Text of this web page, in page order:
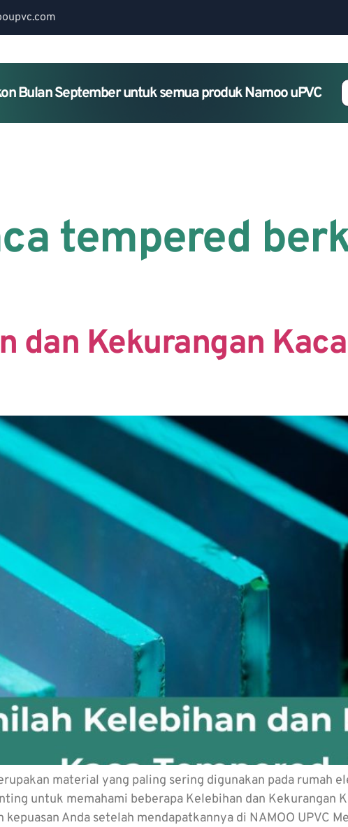
Bulan September untuk semua produk Namoo uPVC
tempered
dan Kekurangan
material yang paling sering digunakan pada rumah
untuk memahami beberapa Kelebihan dan Kekurangan
Anda setelah mendapatkannya di NAMOO UPVC